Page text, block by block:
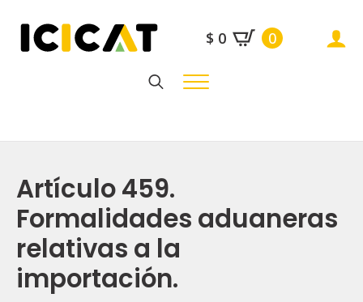
$ 0 0
Artículo 459.
Formalidades aduaneras
relativas a la
importación.